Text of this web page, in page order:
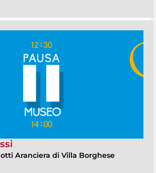
Aranciera di Villa Borghese